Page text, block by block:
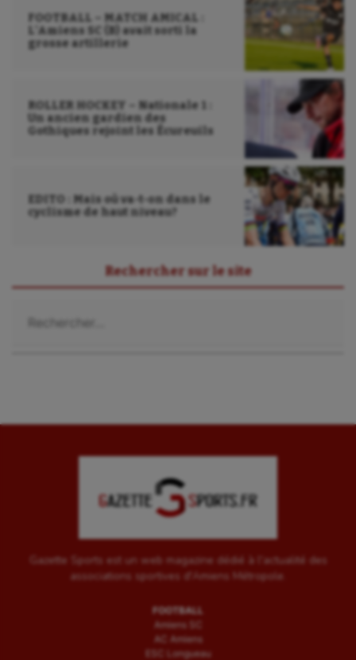
FOOTBALL – MATCH AMICAL :
L’Amiens SC (B) avait sorti la
grosse artillerie
ROLLER HOCKEY – Nationale 1 :
Un ancien gardien des
Gothiques rejoint les Écureuils
EDITO : Mais où va-t-on dans le
cyclisme de haut niveau?
Rechercher sur le site
Gazette Sports est un web magazine dédié à l'actualité des
associations sportives d'Amiens Métropole.
FOOTBALL
Amiens SC
AC Amiens
ESC Longueau